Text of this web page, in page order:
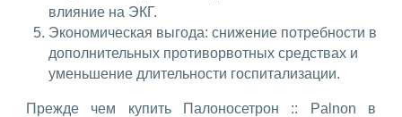
влияние на ЭКГ.
Экономическая выгода: снижение потребности в
дополнительных противорвотных средствах и
уменьшение длительности госпитализации.
Прежде чем купить Палоносетрон :: Palnon в